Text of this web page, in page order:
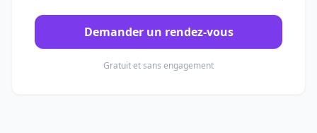
Demander un rendez-vous
Gratuit et sans engagement